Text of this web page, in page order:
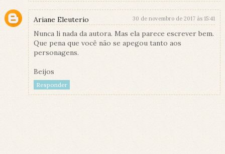
Ariane Eleuterio 30 de novembro de 2017 às 15:41
Nunca li nada da autora. Mas ela parece escrever bem.
Que pena que você não se apegou tanto aos
personagens.
Beijos
Responder